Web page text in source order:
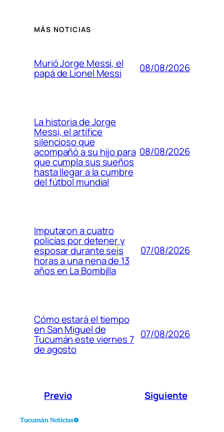
MÁS NOTICIAS
Murió Jorge Messi, el
papá de Lionel Messi 08/08/2026
La historia de Jorge
Messi, el artífice
silencioso que
acompañó a su hijo para
que cumpla sus sueños
hasta llegar a la cumbre
del fútbol mundial
08/08/2026
Imputaron a cuatro
policías por detener y
esposar durante seis
horas a una nena de 13
años en La Bombilla
07/08/2026
Cómo estará el tiempo
en San Miguel de
Tucumán este viernes 7
de agosto
07/08/2026
Previo Siguiente